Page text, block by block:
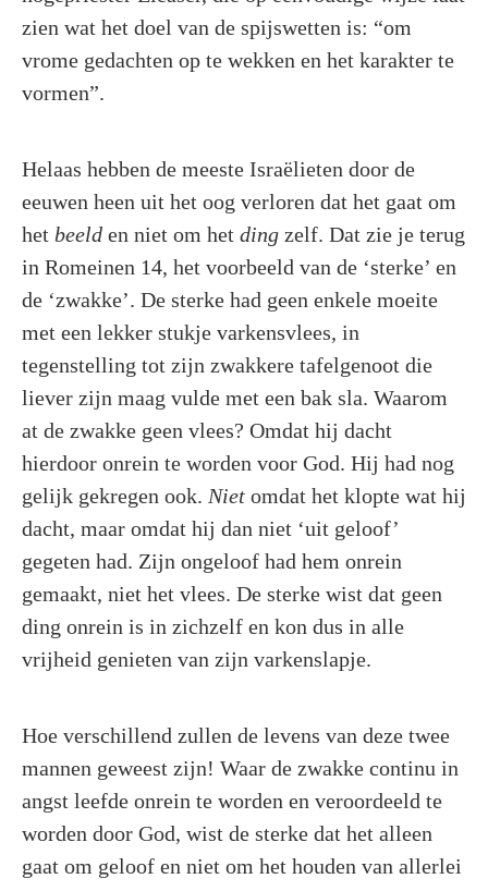
zien wat het doel van de spijswetten is: “om
vrome gedachten op te wekken en het karakter te
vormen”.
Helaas hebben de meeste Israëlieten door de
eeuwen heen uit het oog verloren dat het gaat om
het beeld en niet om het ding zelf. Dat zie je terug
in Romeinen 14, het voorbeeld van de ‘sterke’ en
de ‘zwakke’. De sterke had geen enkele moeite
met een lekker stukje varkensvlees, in
tegenstelling tot zijn zwakkere tafelgenoot die
liever zijn maag vulde met een bak sla. Waarom
at de zwakke geen vlees? Omdat hij dacht
hierdoor onrein te worden voor God. Hij had nog
gelijk gekregen ook. Niet omdat het klopte wat hij
dacht, maar omdat hij dan niet ‘uit geloof’
gegeten had. Zijn ongeloof had hem onrein
gemaakt, niet het vlees. De sterke wist dat geen
ding onrein is in zichzelf en kon dus in alle
vrijheid genieten van zijn varkenslapje.
Hoe verschillend zullen de levens van deze twee
mannen geweest zijn! Waar de zwakke continu in
angst leefde onrein te worden en veroordeeld te
worden door God, wist de sterke dat het alleen
gaat om geloof en niet om het houden van allerlei